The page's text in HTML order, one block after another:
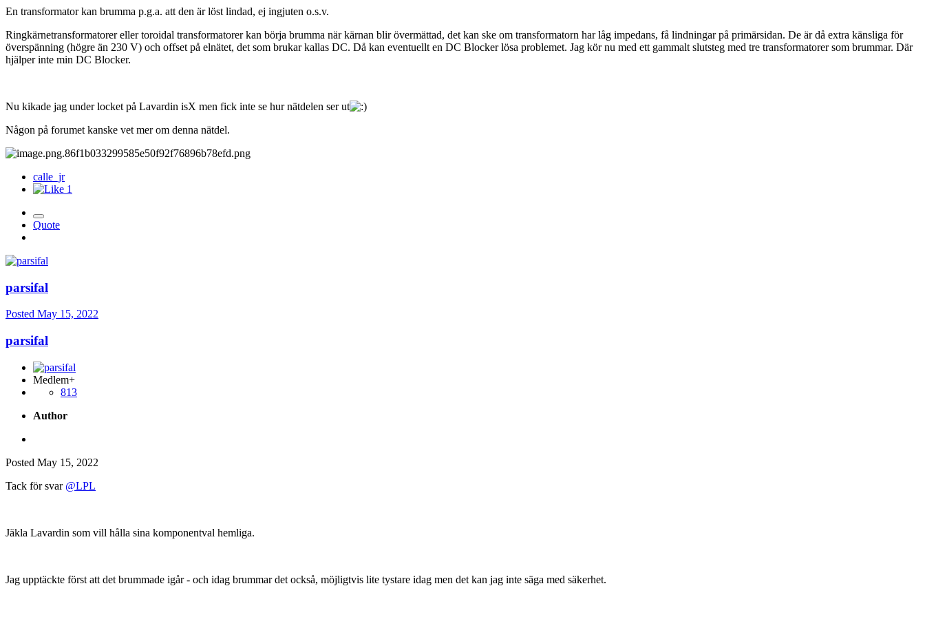
En transformator kan brumma p.g.a. att den är löst lindad, ej ingjuten o.s.v.
Ringkärnetransformatorer eller toroidal transformatorer kan börja brumma när kärnan blir övermättad, det kan ske om transformatorn har låg impedans, få lindningar på primärsidan. De är då extra känsliga för
överspänning (högre än 230 V) och offset på elnätet, det som brukar kallas DC. Då kan eventuellt en DC Blocker lösa problemet. Jag kör nu med ett gammalt slutsteg med tre transformatorer som brummar. Där
hjälper inte min DC Blocker.
Nu kikade jag under locket på Lavardin isX men fick inte se hur nätdelen ser ut
Någon på forumet kanske vet mer om denna nätdel.
calle_jr
1
Quote
parsifal
Posted May 15, 2022
parsifal
Medlem+
813
Author
Posted May 15, 2022
Tack för svar @LPL
Jäkla Lavardin som vill hålla sina komponentval hemliga.
Jag upptäckte först att det brummade igår - och idag brummar det också, möjligtvis lite tystare idag men det kan jag inte säga med säkerhet.